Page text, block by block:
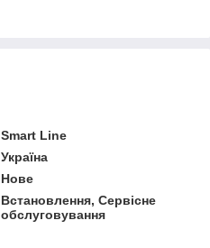
Smart Line
Україна
Нове
Встановлення, Сервісне
обслуговування